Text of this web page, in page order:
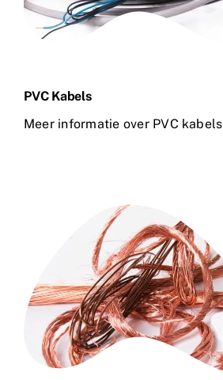
PVC Kabels
Meer informatie over PVC kabels